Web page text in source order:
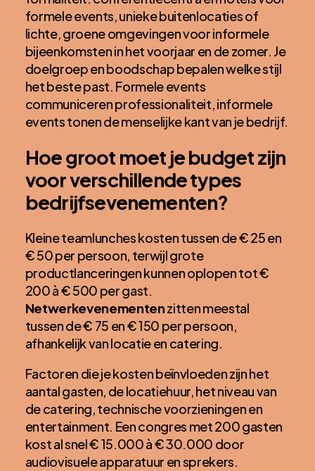
formele events, unieke buitenlocaties of
lichte, groene omgevingen voor informele
bijeenkomsten in het voorjaar en de zomer. Je
doelgroep en boodschap bepalen welke stijl
het beste past. Formele events
communiceren professionaliteit, informele
events tonen de menselijke kant van je bedrijf.
Hoe groot moet je budget zijn
voor verschillende types
bedrijfsevenementen?
Kleine teamlunches kosten tussen de € 25 en
€ 50 per persoon, terwijl grote
productlanceringen kunnen oplopen tot €
200 à € 500 per gast.
Netwerkevenementenzitten meestal
tussen de € 75 en € 150 per persoon,
afhankelijk van locatie en catering.
Factoren die je kosten beïnvloeden zijn het
aantal gasten, de locatiehuur, het niveau van
de catering, technische voorzieningen en
entertainment. Een congres met 200 gasten
kost al snel € 15.000 à € 30.000 door
audiovisuele apparatuur en sprekers.